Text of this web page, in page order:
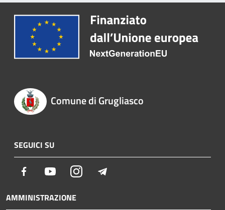
Comune di Grugliasco
SEGUICI SU
Facebook YoutubeInstagram
AMMINISTRAZIONE